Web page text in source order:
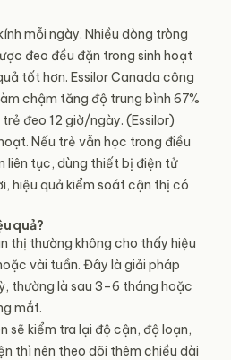
mỗi ngày. Nhiều dòng tròng
đeo đều đặn trong sinh hoạt
tốt hơn. Essilor Canada công
chậm tăng độ trung bình 67%
đeo 12 giờ/ngày. (Essilor)
Nếu trẻ vẫn học trong điều
liên tục, dùng thiết bị điện tử
hiệu quả kiểm soát cận thị có
quả?
thị thường không cho thấy hiệu
vài tuần. Đây là giải pháp
thường là sau 3–6 tháng hoặc
mắt.
sẽ kiểm tra lại độ cận, độ loạn,
thì nên theo dõi thêm chiều dài